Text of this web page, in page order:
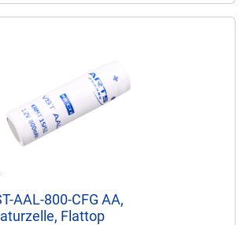
AAL-800-CFG AA,
Flattop